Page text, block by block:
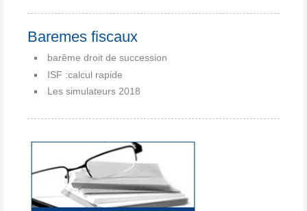
Baremes fiscaux
barême droit de succession
ISF :calcul rapide
Les simulateurs 2018